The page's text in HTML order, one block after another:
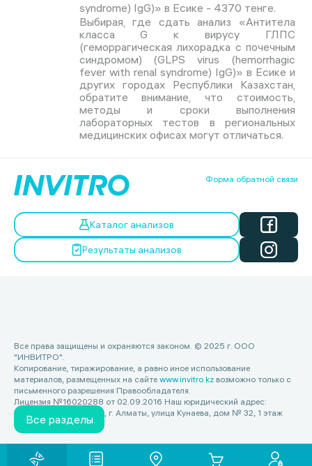
Все разделы
syndrome) IgG)» в Есике - 4370 тенге.
Выбирая, где сдать анализ «Антитела
класса G к вирусу ГЛПС
(геморрагическая лихорадка с почечным
синдромом) (GLPS virus (hemorrhagic
fever with renal syndrome) IgG)» в Есике и
других городах Республики Казахстан,
обратите внимание, что стоимость,
методы и сроки выполнения
лабораторных тестов в региональных
медицинских офисах могут отличаться.
Форма обратной связи
Каталог анализов
Результаты анализов
Все права защищены и охраняются законом. © 2025 г. ООО
"ИНВИТРО".
Копирование, тиражирование, а равно иное использование
материалов, размещенных на сайте www.invitro.kz возможно только с
письменного разрешения Правообладателя.
Лицензия №16020288 от 02.09.2016 Наш юридический адрес:
Республика Казахстан, г. Алматы, улица Кунаева, дом № 32, 1 этаж